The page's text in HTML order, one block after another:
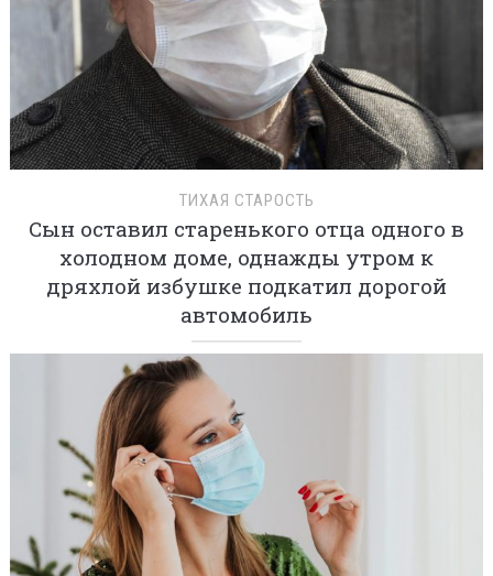
ТИХАЯ СТАРОСТЬ
Сын оставил старенького отца одного в
холодном доме, однажды утром к
дряхлой избушке подкатил дорогой
автомобиль